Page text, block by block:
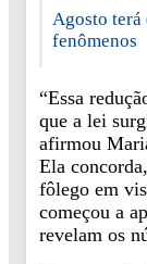
Agosto terá
fenômenos
“Essa
que a lei
afirmou
Ela
fôlego em
começou a
revelam os